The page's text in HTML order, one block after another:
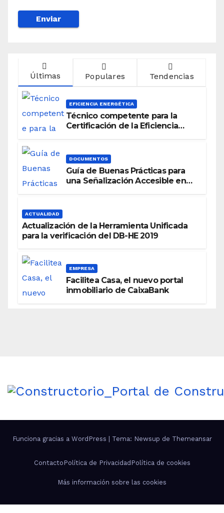
Últimas Populares Tendencias
EFICIENCIA ENERGÉTICA
Técnico competente para la
Certificación de la Eficiencia
DOCUMENTOS
Guía de Buenas Prácticas para
una Señalización Accesible en
ACTUALIDAD
Actualización de la Herramienta Unificada
para la verificación del DB-HE 2019
EMPRESA
Facilitea Casa, el nuevo portal
inmobiliario de CaixaBank
Funciona gracias a WordPress Tema: Newsup de Themeansar
Contacto Política de Privacidad Política de cookies
Más información sobre las cookies